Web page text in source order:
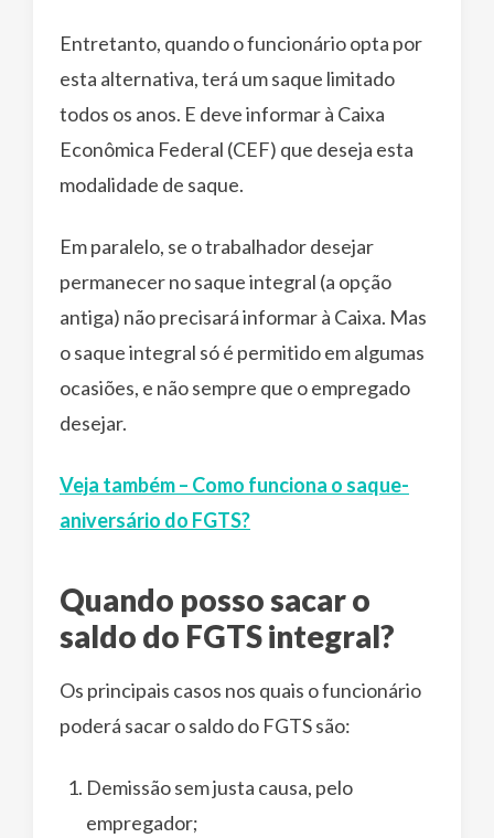
Entretanto, quando o funcionário opta por
esta alternativa, terá um saque limitado
todos os anos. E deve informar à Caixa
Econômica Federal (CEF) que deseja esta
modalidade de saque.
Em paralelo, se o trabalhador desejar
permanecer no saque integral (a opção
antiga) não precisará informar à Caixa. Mas
o saque integral só é permitido em algumas
ocasiões, e não sempre que o empregado
desejar.
Veja também – Como funciona o saque-
aniversário do FGTS?
Quando posso sacar o
saldo do FGTS integral?
Os principais casos nos quais o funcionário
poderá sacar o saldo do FGTS são:
Demissão sem justa causa, pelo
empregador;